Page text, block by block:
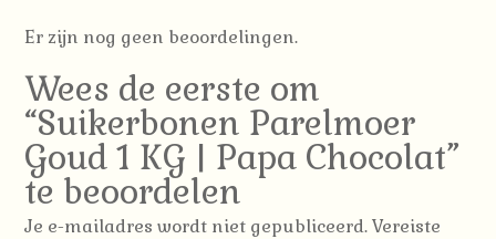
Er zijn nog geen beoordelingen.
Wees de eerste om
“Suikerbonen Parelmoer
Goud 1 KG | Papa Chocolat”
te beoordelen
Je e-mailadres wordt niet gepubliceerd. Vereiste